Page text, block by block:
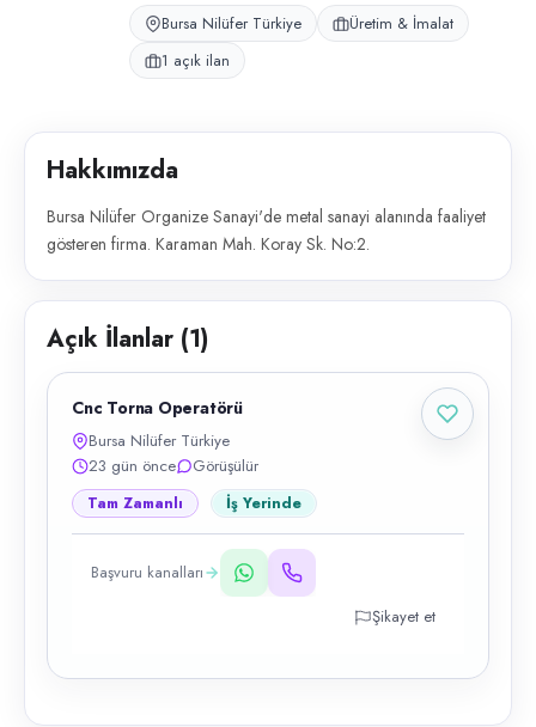
Bursa Nilüfer Türkiye
Üretim & İmalat
1 açık ilan
Hakkımızda
Bursa Nilüfer Organize Sanayi'de metal sanayi alanında faaliyet
gösteren firma. Karaman Mah. Koray Sk. No:2.
Açık İlanlar (1)
Cnc Torna Operatörü
Bursa Nilüfer Türkiye
23 gün önce
Görüşülür
Tam Zamanlı İş Yerinde
Başvuru kanalları
Şikayet et